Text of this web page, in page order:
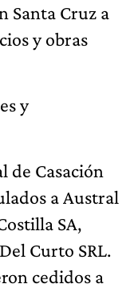
Santa Cruz a
y obras
y
de Casación
a Austral
SA,
Curto SRL.
cedidos a